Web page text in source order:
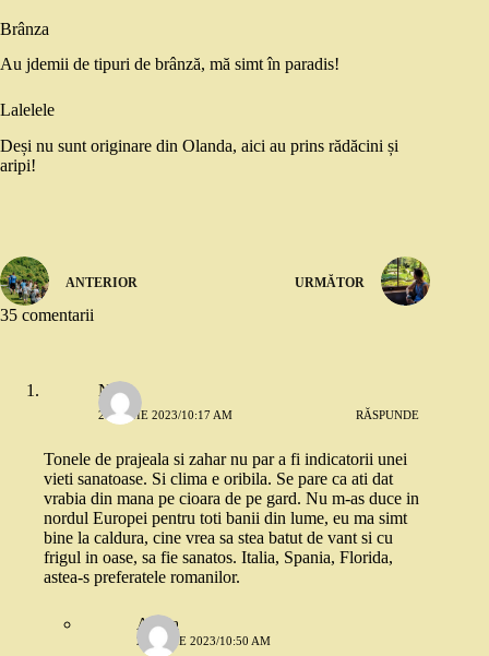
Brânza
Au jdemii de tipuri de brânză, mă simt în paradis!
Lalelele
Deși nu sunt originare din Olanda, aici au prins rădăcini și
aripi!
ANTERIOR URMĂTOR
35 comentarii
Nico
26 IUNIE 2023/10:17 AM RĂSPUNDE
Tonele de prajeala si zahar nu par a fi indicatorii unei
vieti sanatoase. Si clima e oribila. Se pare ca ati dat
vrabia din mana pe cioara de pe gard. Nu m-as duce in
nordul Europei pentru toti banii din lume, eu ma simt
bine la caldura, cine vrea sa stea batut de vant si cu
frigul in oase, sa fie sanatos. Italia, Spania, Florida,
astea-s preferatele romanilor.
Adina
26 IUNIE 2023/10:50 AM